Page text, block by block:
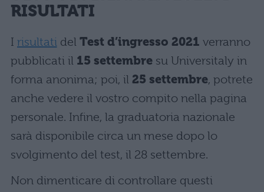
RISULTATI
I risultatidel Test d’ingresso 2021 verranno
pubblicati il 15 settembre su Universitaly in
forma anonima; poi, il 25 settembre, potrete
anche vedere il vostro compito nella pagina
personale. Infine, la graduatoria nazionale
sarà disponibile circa un mese dopo lo
svolgimento del test, il 28 settembre.
Non dimenticare di controllare questi